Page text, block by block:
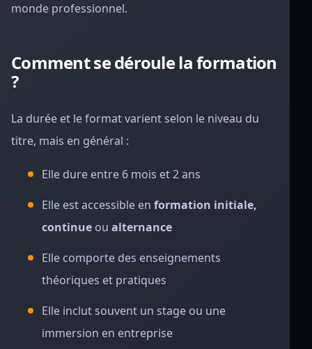
monde professionnel.
Comment se déroule la formation
?
La durée et le format varient selon le niveau du
titre, mais en général :
Elle dure entre 6 mois et 2 ans
Elle est accessible en formation initiale,
continue ou alternance
Elle comporte des enseignements
théoriques et pratiques
Elle inclut souvent un stage ou une
immersion en entreprise